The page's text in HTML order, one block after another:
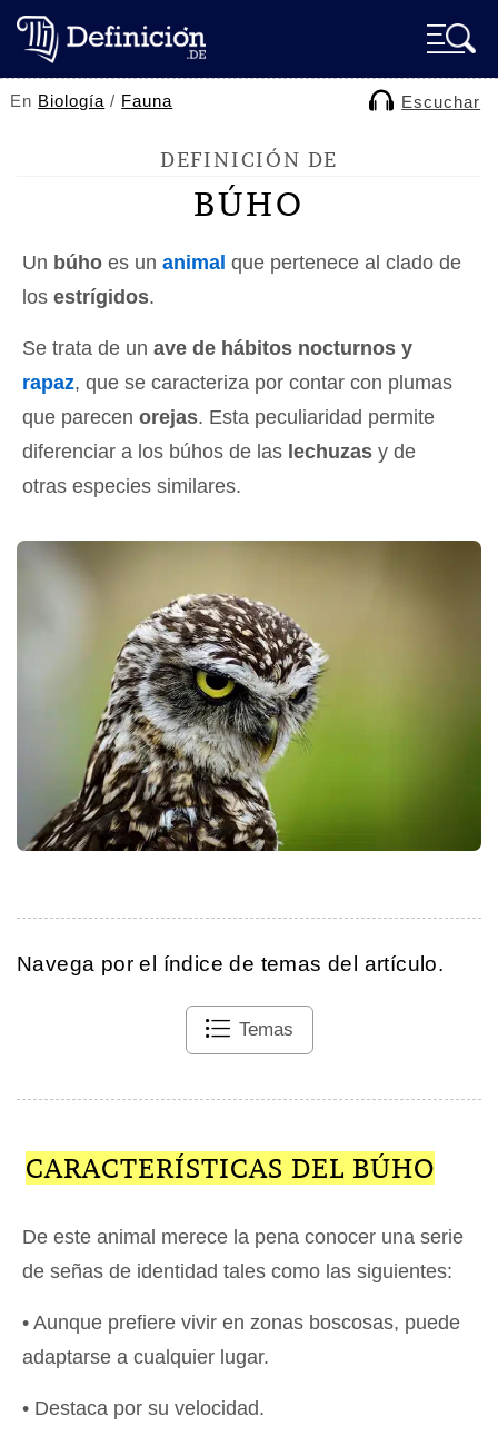
En Biología / Fauna Escuchar
DEFINICIÓN DE
BÚHO
Un búho es un animal que pertenece al clado de
los estrígidos.
Se trata de un ave de hábitos nocturnos y
rapaz, que se caracteriza por contar con plumas
que parecen orejas. Esta peculiaridad permite
diferenciar a los búhos de las lechuzas y de
otras especies similares.
Navega por el índice de temas del artículo.
Temas
CARACTERÍSTICAS DEL BÚHO
De este animal merece la pena conocer una serie
de señas de identidad tales como las siguientes:
• Aunque prefiere vivir en zonas boscosas, puede
adaptarse a cualquier lugar.
• Destaca por su velocidad.